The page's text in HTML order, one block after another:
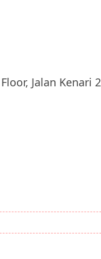
Jalan